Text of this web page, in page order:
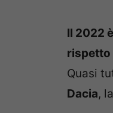
Il 2022
rispetto
Quasi
Dacia,